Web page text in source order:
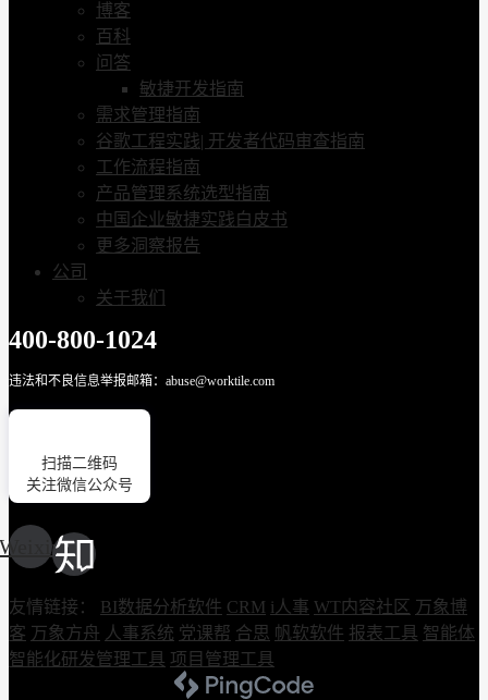
博客
百科
问答
敏捷开发指南
需求管理指南
谷歌工程实践| 开发者代码审查指南
工作流程指南
产品管理系统选型指南
中国企业敏捷实践白皮书
更多洞察报告
公司
关于我们
400-800-1024
违法和不良信息举报邮箱：abuse@worktile.com
扫描二维码
关注微信公众号
Weixin
友情链接： BI数据分析软件 CRM i人事 WT内容社区 万象博
客 万象方舟 人事系统 党课帮 合思 帆软软件 报表工具 智能体
智能化研发管理工具 项目管理工具